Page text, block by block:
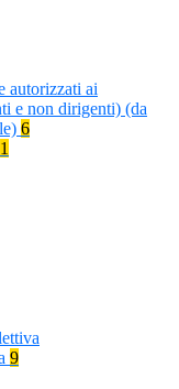
autorizzati ai
e non dirigenti) (da
6
1
9